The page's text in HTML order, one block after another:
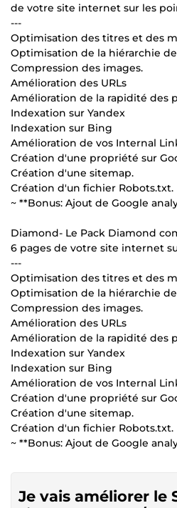
de votre site internet sur les
---
Optimisation des titres et des
Optimisation de la hiérarchie
Compression des images.
Amélioration des URLs
Amélioration de la rapidité des
Indexation sur Yandex
Indexation sur Bing
Amélioration de vos Internal
Création d'une propriété sur
Création d'une sitemap.
Création d'un fichier Robots.txt.
~ **Bonus: Ajout de Google
Diamond- Le Pack Diamond
6 pages de votre site internet
---
Optimisation des titres et des
Optimisation de la hiérarchie
Compression des images.
Amélioration des URLs
Amélioration de la rapidité des
Indexation sur Yandex
Indexation sur Bing
Amélioration de vos Internal
Création d'une propriété sur
Création d'une sitemap.
Création d'un fichier Robots.txt.
~ **Bonus: Ajout de Google
Je vais améliorer le